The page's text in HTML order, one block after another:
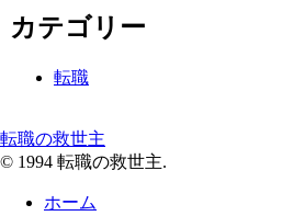
カテゴリー
転職
転職の救世主
© 1994 転職の救世主.
ホーム